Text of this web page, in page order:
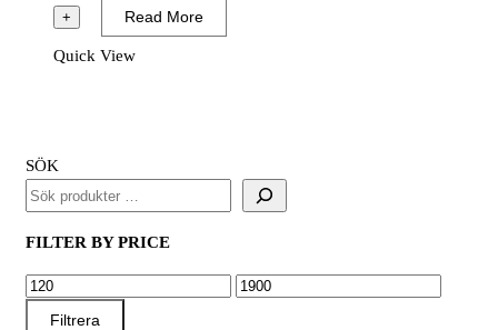
mängd
+ Read More
Quick View
SÖK
FILTER BY PRICE
MIN
PRIS
MAX
Filtrera